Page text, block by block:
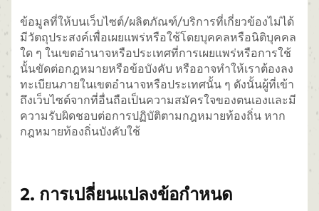
ข้อมูลที่ให้บนเว็บไซต์/ผลิตภัณฑ์/บริการที่เกี่ยวข้องไม่ได้
มีวัตถุประสงค์เพื่อเผยแพร่หรือใช้โดยบุคคลหรือนิติบุคคล
ใด ๆ ในเขตอำนาจหรือประเทศที่การเผยแพร่หรือการใช้
นั้นขัดต่อกฎหมายหรือข้อบังคับ หรืออาจทำให้เราต้องลง
ทะเบียนภายในเขตอำนาจหรือประเทศนั้น ๆ ดังนั้นผู้ที่เข้า
ถึงเว็บไซต์จากที่อื่นถือเป็นความสมัครใจของตนเองและมี
ความรับผิดชอบต่อการปฏิบัติตามกฎหมายท้องถิ่น หาก
กฎหมายท้องถิ่นบังคับใช้
2. การเปลี่ยนแปลงข้อกำหนด